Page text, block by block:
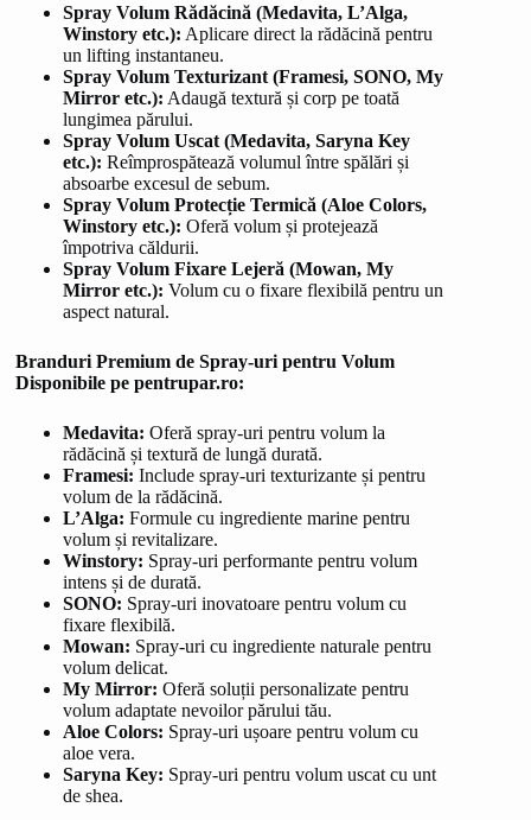
Spray Volum Rădăcină (Medavita, L’Alga,
Winstory etc.): Aplicare direct la rădăcină pentru
un lifting instantaneu.
Spray Volum Texturizant (Framesi, SONO, My
Mirror etc.): Adaugă textură și corp pe toată
lungimea părului.
Spray Volum Uscat (Medavita, Saryna Key
etc.): Reîmprospătează volumul între spălări și
absoarbe excesul de sebum.
Spray Volum Protecție Termică (Aloe Colors,
Winstory etc.): Oferă volum și protejează
împotriva căldurii.
Spray Volum Fixare Lejeră (Mowan, My
Mirror etc.): Volum cu o fixare flexibilă pentru un
aspect natural.
Branduri Premium de Spray-uri pentru Volum
Disponibile pe pentrupar.ro:
Medavita: Oferă spray-uri pentru volum la
rădăcină și textură de lungă durată.
Framesi: Include spray-uri texturizante și pentru
volum de la rădăcină.
L’Alga: Formule cu ingrediente marine pentru
volum și revitalizare.
Winstory: Spray-uri performante pentru volum
intens și de durată.
SONO: Spray-uri inovatoare pentru volum cu
fixare flexibilă.
Mowan: Spray-uri cu ingrediente naturale pentru
volum delicat.
My Mirror: Oferă soluții personalizate pentru
volum adaptate nevoilor părului tău.
Aloe Colors: Spray-uri ușoare pentru volum cu
aloe vera.
Saryna Key: Spray-uri pentru volum uscat cu unt
de shea.